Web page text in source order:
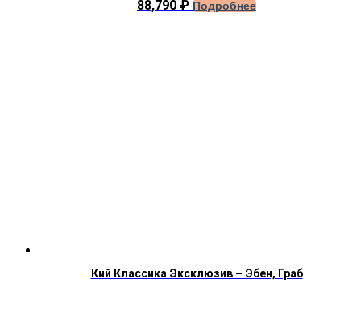
88,790 ₽ Подробнее
Кий Классика Эксклюзив – Эбен, Граб